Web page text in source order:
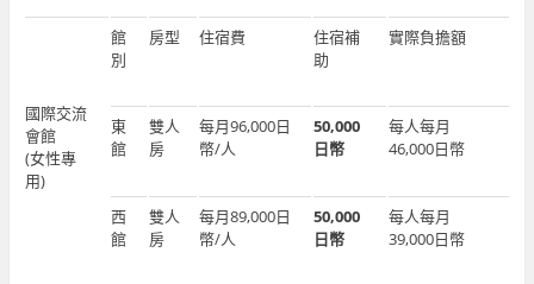
國際交流
會館
(女性專
用)
館
別
房型 住宿費
住宿補
助
實際負擔額
東
館
雙人
房
每月96,000日
幣/人
50,000
日幣
每人每月
46,000日幣
西
館
雙人
房
每月89,000日
幣/人
50,000
日幣
每人每月
39,000日幣